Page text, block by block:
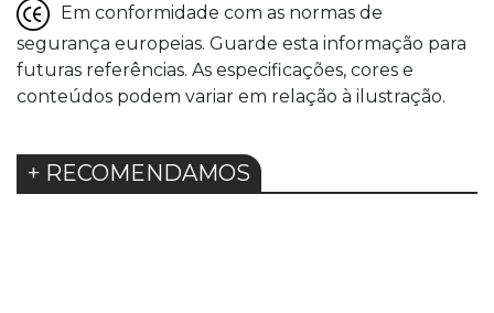
Em conformidade com as normas de
segurança europeias. Guarde esta informação para
futuras referências. As especificações, cores e
conteúdos podem variar em relação à ilustração.
+ RECOMENDAMOS